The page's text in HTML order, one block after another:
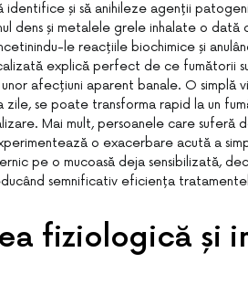
și să anihileze agenții
dens și metalele grele inhalate o dată
le reacțiile biochimice și
explică perfect de ce fumătorii
afecțiuni aparent banale. O simplă
se poate transforma rapid la un
Mai mult, persoanele care suferă
o exacerbare acută a
pe o mucoasă deja sensibilizată,
semnificativ eficiența
fiziologică și